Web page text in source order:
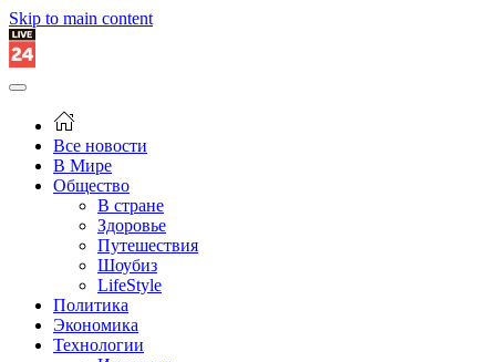
Skip to main content
Все новости
В Мире
Общество
В стране
Здоровье
Путешествия
Шоубиз
LifeStyle
Политика
Экономика
Технологии